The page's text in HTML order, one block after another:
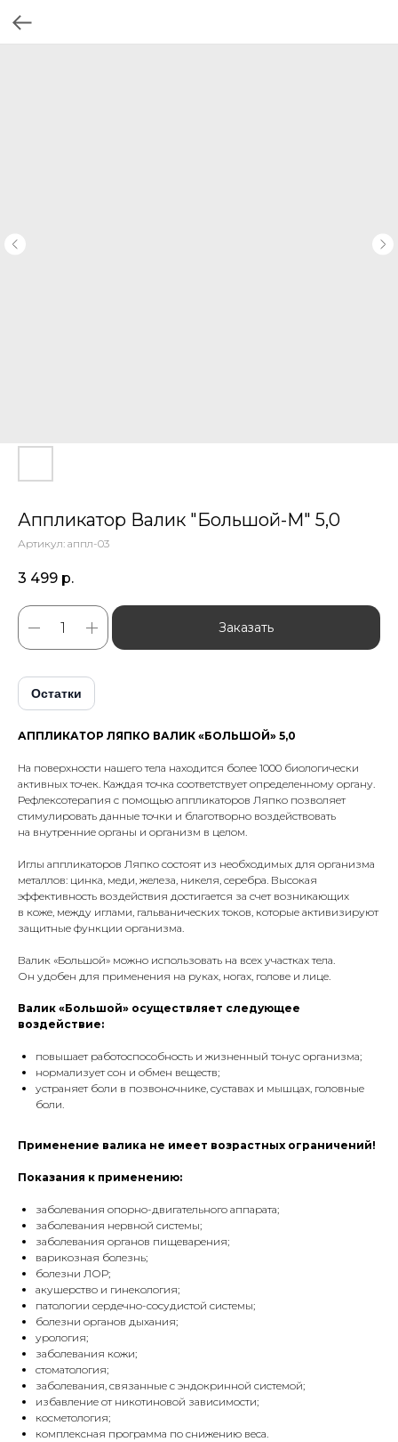
Аппликатор Валик "Большой-М" 5,0
Артикул: аппл-03
3 499 р.
Заказать
Остатки
АППЛИКАТОР ЛЯПКО ВАЛИК «БОЛЬШОЙ» 5,0
На поверхности нашего тела находится более 1000 биологически
активных точек. Каждая точка соответствует определенному органу.
Рефлексотерапия с помощью аппликаторов Ляпко позволяет
стимулировать данные точки и благотворно воздействовать
на внутренние органы и организм в целом.
Иглы аппликаторов Ляпко состоят из необходимых для организма
металлов: цинка, меди, железа, никеля, серебра. Высокая
эффективность воздействия достигается за счет возникающих
в коже, между иглами, гальванических токов, которые активизируют
защитные функции организма.
Валик «Большой» можно использовать на всех участках тела.
Он удобен для применения на руках, ногах, голове и лице.
Валик «Большой» осуществляет следующее
воздействие:
повышает работоспособность и жизненный тонус организма;
нормализует сон и обмен веществ;
устраняет боли в позвоночнике, суставах и мышцах, головные
боли.
Применение валика не имеет возрастных ограничений!
Показания к применению:
заболевания опорно-двигательного аппарата;
заболевания нервной системы;
заболевания органов пищеварения;
варикозная болезнь;
болезни ЛОР;
акушерство и гинекология;
патологии сердечно-сосудистой системы;
болезни органов дыхания;
урология;
заболевания кожи;
стоматология;
заболевания, связанные с эндокринной системой;
избавление от никотиновой зависимости;
косметология;
комплексная программа по снижению веса.